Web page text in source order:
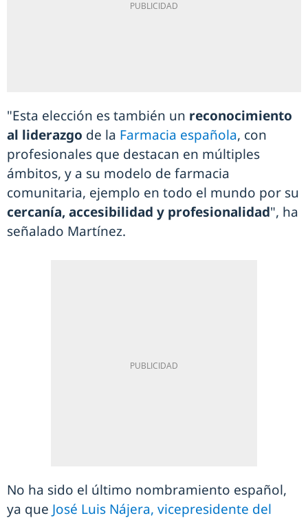
"Esta elección es también un reconocimiento
al liderazgo de la Farmacia española, con
profesionales que destacan en múltiples
ámbitos, y a su modelo de farmacia
comunitaria, ejemplo en todo el mundo por su
cercanía, accesibilidad y profesionalidad", ha
señalado Martínez.
No ha sido el último nombramiento español,
ya que José Luis Nájera, vicepresidente del